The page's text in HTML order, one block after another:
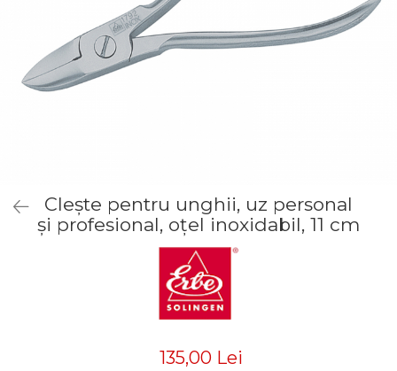
Truse manichiură bărbați
Truse manichiură-pedichiură
Clește pentru unghii, uz personal
și profesional, oțel inoxidabil, 11 cm
135,00 Lei